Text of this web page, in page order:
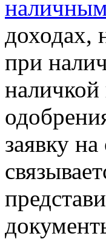
доходах,
при
заявку